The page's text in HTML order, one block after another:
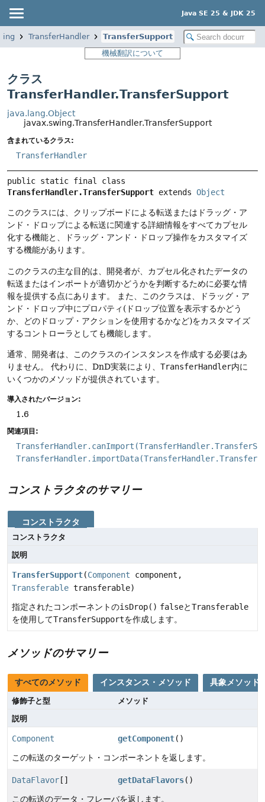
Java SE 25 & JDK 25
TransferHandler
TransferSupport
機械翻訳について
クラス
TransferHandler.TransferSupport
java.lang.Object
javax.swing.TransferHandler.TransferSupport
含まれているクラス:
TransferHandler
TransferHandler.TransferSupport extends Object
このクラスには、クリップボードによる転送またはドラッグ・ア
ンド・ドロップによる転送に関連する詳細情報をすべてカプセル
化する機能と、ドラッグ・アンド・ドロップ操作をカスタマイズ
する機能があります。
このクラスの主な目的は、開発者が、カプセル化されたデータの
転送またはインポートが適切かどうかを判断するために必要な情
報を提供する点にあります。
また、このクラスは、ドラッグ・ア
ンド・ドロップ中にプロパティ(ドロップ位置を表示するかどう
か、どのドロップ・アクションを使用するかなど)をカスタマイズ
するコントローラとしても機能します。
通常、開発者は、このクラスのインスタンスを作成する必要はあ
りません。
代わりに、DnD実装により、 TransferHandler内に
いくつかのメソッドが提供されています。
導入されたバージョン:
1.6
関連項目:
コンストラクタのサマリー
コンストラクタ
コンストラクタ
説明
TransferSupport(Component component,
Transferable transferable)
指定されたコンポーネントのisDrop() falseとTransferable
を使用してTransferSupportを作成します。
メソッドのサマリー
すべてのメソッド インスタンス・メソッド 具象メソッド
修飾子と型
メソッド
説明
Component getComponent()
この転送のターゲット・コンポーネントを返します。
DataFlavor [] getDataFlavors()
この転送のデータ・フレーバを返します。